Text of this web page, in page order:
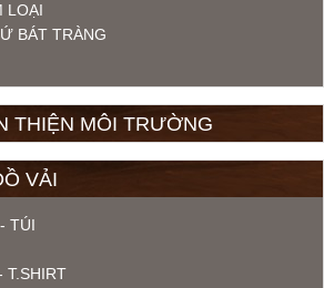
LOẠI
BÁT TRÀNG
THIỆN MÔI TRƯỜNG
VẢI
TÚI
T.SHIRT